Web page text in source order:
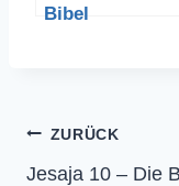
Bibel
ZURÜCK
Jesaja 10 – Die